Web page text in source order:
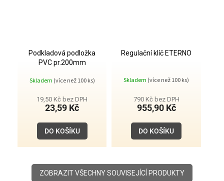
Podkladová podložka
PVC pr.200mm
Skladem (více než 100 ks)
19,50 Kč bez DPH
23,59 Kč
DO KOŠÍKU
Regulační klíč ETERNO
hodnocení
je
5,0
5
hvězdiček.
Skladem (více než 100 ks)
790 Kč bez DPH
955,90 Kč
DO KOŠÍKU
ZOBRAZIT VŠECHNY SOUVISEJÍCÍ PRODUKTY